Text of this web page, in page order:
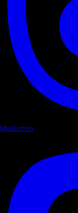
Mastodon